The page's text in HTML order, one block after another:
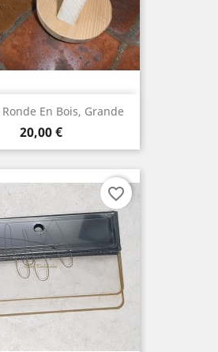
En Bois, Grande
Prix
20,00 €
favorite_border